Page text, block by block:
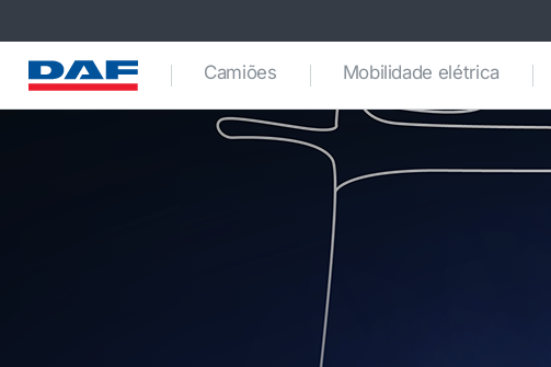
Camiões Mobilidade elétrica